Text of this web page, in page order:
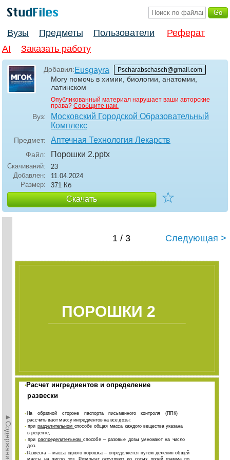
Вузы Предметы Пользователи
Реферат
AI
Заказать работу
Добавил:Eusgayra Pscharabschasch@gmail.com
Могу помочь в химии, биологии, анатомии,
латинском
Опубликованный материал нарушает ваши авторские
права? Сообщите нам.
Вуз:
Московский Городской Образовательный
Комплекс
Предмет: Аптечная Технология Лекарств
Файл: Порошки 2.pptx
Скачиваний:
23
Добавлен:
11.04.2024
Размер:
371 Кб
Скачать ☆
►Содержание►
1 / 3 Следующая >
ПОРОШКИ 2
•Расчет ингредиентов и определение
развески
• На обратной стороне паспорта письменного контроля (ППК)
рассчитывают массу ингредиентов на все дозы:
• при разделительном способе общая масса каждого вещества указана
в рецепте,
• при распределительномспособе – разовые дозы умножают на число
доз.
• Развеска – масса одного порошка – определяется путем деления общей